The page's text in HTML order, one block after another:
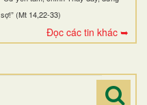
sợ!” (Mt 14,22-33)
Đọc các tin khác ➥